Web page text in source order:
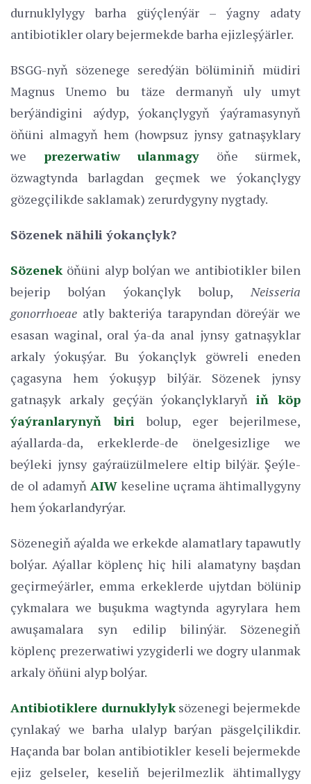
durnuklylygy barha güýçlenýär – ýagny adaty
antibiotikler olary bejermekde barha ejizleşýärler.
BSGG-nyň sözenege seredýän bölüminiň müdiri
Magnus Unemo bu täze dermanyň uly umyt
berýändigini aýdyp, ýokançlygyň ýaýramasynyň
öňüni almagyň hem (howpsuz jynsy gatnaşyklary
we prezerwatiw ulanmagy öňe sürmek,
özwagtynda barlagdan geçmek we ýokançlygy
gözegçilikde saklamak) zerurdygyny nygtady.
Sözenek nähili ýokançlyk?
Sözeneköňüni alyp bolýan we antibiotikler bilen
bejerip bolýan ýokançlyk bolup,Neisseria
gonorrhoeae atly bakteriýa tarapyndan döreýär we
esasan waginal, oral ýa-da anal jynsy gatnaşyklar
arkaly ýokuşýar. Bu ýokançlyk göwreli eneden
çagasyna hem ýokuşyp bilýär. Sözenek jynsy
gatnaşyk arkaly geçýän ýokançlyklaryň iň köp
ýaýranlarynyň biri bolup, eger bejerilmese,
aýallarda-da, erkeklerde-de önelgesizlige we
beýleki jynsy gaýraüzülmelere eltip bilýär. Şeýle-
de ol adamyň AIW keseline uçrama ähtimallygyny
hem ýokarlandyrýar.
Sözenegiň aýalda we erkekde alamatlary tapawutly
bolýar. Aýallar köplenç hiç hili alamatyny başdan
geçirmeýärler, emma erkeklerde ujytdan bölünip
çykmalara we buşukma wagtynda agyrylara hem
awuşamalara syn edilip bilinýär. Sözenegiň
köplenç prezerwatiwi yzygiderli we dogry ulanmak
arkaly öňüni alyp bolýar.
Antibiotiklere durnuklylyksözenegi bejermekde
çynlakaý we barha ulalyp barýan päsgelçilikdir.
Haçanda bar bolan antibiotikler keseli bejermekde
ejiz gelseler, keseliň bejerilmezlik ähtimallygy